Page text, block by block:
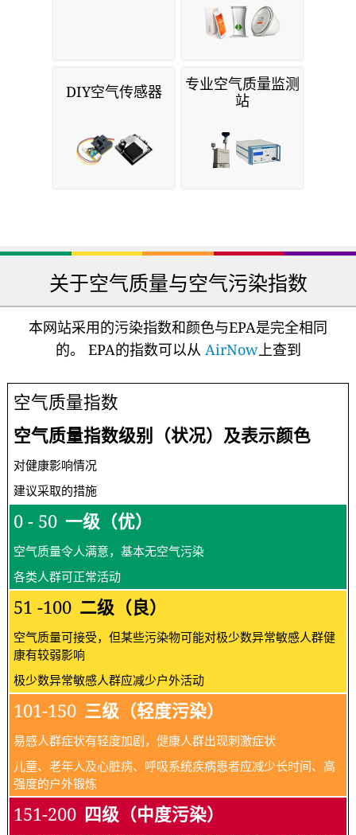
DIY空气传感器
专业空气质量监测
站
关于空气质量与空气污染指数
本网站采用的污染指数和颜色与EPA是完全相同
的。 EPA的指数可以从 AirNow上查到
空气质量指数
空气质量指数级别（状况）及表示颜色
对健康影响情况
建议采取的措施
0 - 50 一级（优）
空气质量令人满意，基本无空气污染
各类人群可正常活动
51 -100 二级（良）
空气质量可接受，但某些污染物可能对极少数异常敏感人群健
康有较弱影响
极少数异常敏感人群应减少户外活动
101-150 三级（轻度污染）
易感人群症状有轻度加剧，健康人群出现刺激症状
儿童、老年人及心脏病、呼吸系统疾病患者应减少长时间、高
强度的户外锻炼
151-200 四级（中度污染）